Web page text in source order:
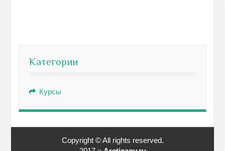
Категории
Курсы
Copyright © All rights reserved.